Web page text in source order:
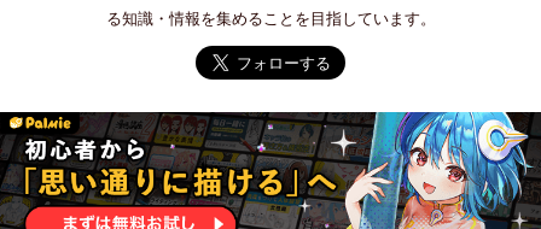
る知識・情報を集めることを目指しています。